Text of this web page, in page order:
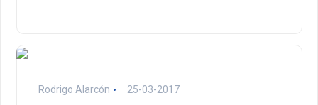
Rodrigo Alarcón 25-03-2017